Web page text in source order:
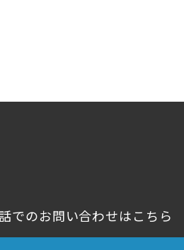
でのお問い合わせはこちら